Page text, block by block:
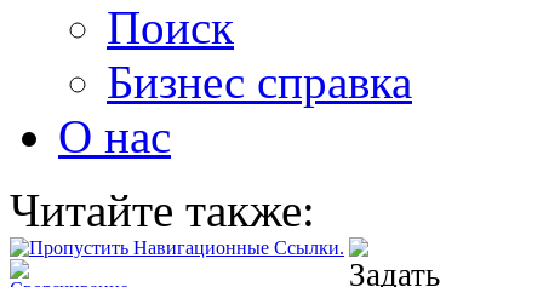
Поиск
Бизнес справка
О нас
Читайте также: